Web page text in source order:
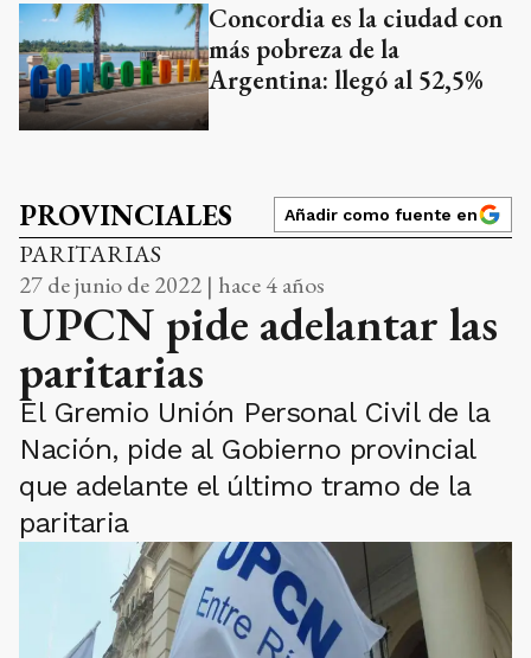
Concordia es la ciudad con
más pobreza de la
Argentina: llegó al 52,5%
PROVINCIALES Añadir como fuente en
PARITARIAS
27 de junio de 2022 | hace 4 años
UPCN pide adelantar las
paritarias
El Gremio Unión Personal Civil de la
Nación, pide al Gobierno provincial
que adelante el último tramo de la
paritaria